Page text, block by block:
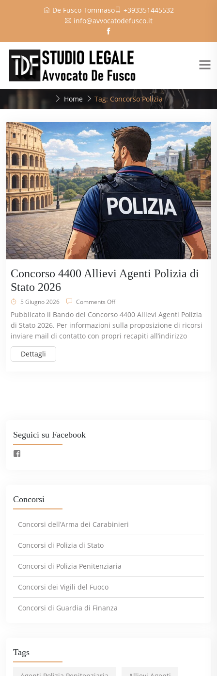
De Fusco Tommaso
+393351445532
info@avvocatodefusco.it
Home Tag: Concorso Polizia
Concorso 4400 Allievi Agenti Polizia di
Stato 2026
5 Giugno 2026 Comments Off
Pubblicato il Bando del Concorso 4400 Allievi Agenti Polizia
di Stato 2026. Per informazioni sulla proposizione di ricorsi
inviare mail di contatto con propri recapiti all’indirizzo
Dettagli
Seguici su Facebook
Concorsi
Concorsi dell’Arma dei Carabinieri
Concorsi di Polizia di Stato
Concorsi di Polizia Penitenziaria
Concorsi dei Vigili del Fuoco
Concorsi di Guardia di Finanza
Tags